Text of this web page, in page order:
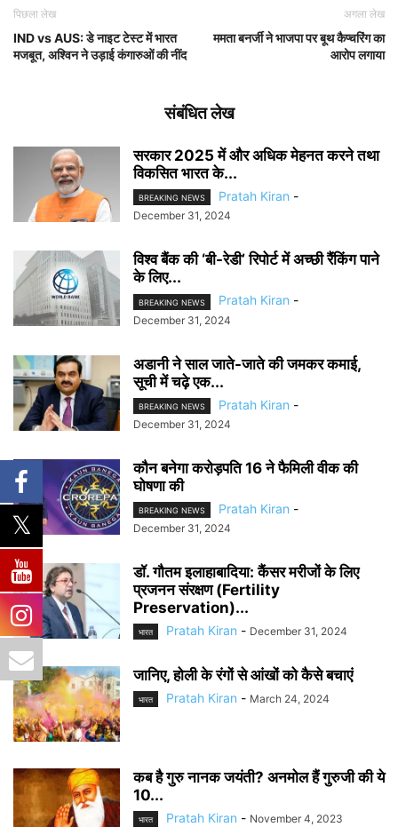
पिछला लेख
IND vs AUS: डे नाइट टेस्ट में भारत
मजबूत, अश्विन ने उड़ाई कंगारुओं की नींद
अगला लेख
ममता बनर्जी ने भाजपा पर बूथ कैप्चरिंग का
आरोप लगाया
संबंधित लेख
सरकार 2025 में और अधिक मेहनत करने तथा
विकसित भारत के...
BREAKING NEWS Pratah Kiran -
December 31, 2024
विश्व बैंक की ‘बी-रेडी’ रिपोर्ट में अच्छी रैंकिंग पाने
के लिए...
BREAKING NEWS Pratah Kiran -
December 31, 2024
अडानी ने साल जाते-जाते की जमकर कमाई,
सूची में चढ़े एक...
BREAKING NEWS Pratah Kiran -
December 31, 2024
कौन बनेगा करोड़पति 16 ने फैमिली वीक की
घोषणा की
BREAKING NEWS Pratah Kiran -
December 31, 2024
डॉ. गौतम इलाहाबादिया: कैंसर मरीजों के लिए
प्रजनन संरक्षण (Fertility
Preservation)...
भारत Pratah Kiran - December 31, 2024
जानिए, होली के रंगों से आंखों को कैसे बचाएं
भारत Pratah Kiran - March 24, 2024
कब है गुरु नानक जयंती? अनमोल हैं गुरुजी की ये
10...
भारत Pratah Kiran - November 4, 2023